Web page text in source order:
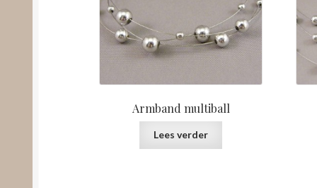
Armband multiball
Lees verder